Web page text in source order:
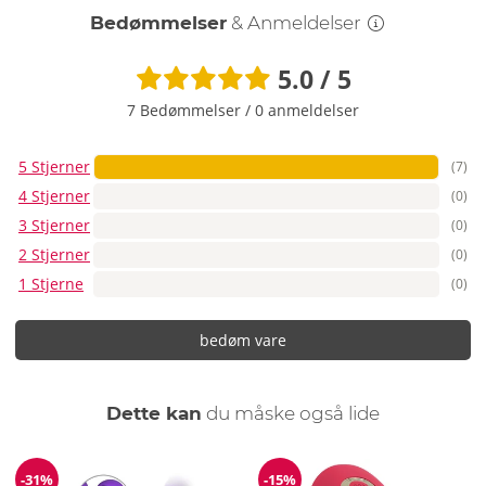
Bedømmelser & Anmeldelser
5.0 / 5
7 Bedømmelser / 0 anmeldelser
5 Stjerner (7)
4 Stjerner (0)
3 Stjerner (0)
2 Stjerner (0)
1 Stjerne (0)
bedøm vare
Dette kan du måske også lide
-31% -15%